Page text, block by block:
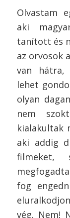
Olvastam
aki
tanított és
az orvosok
van hátra,
lehet
olyan
nem
kialakultak
aki addig
filmeket,
fog
vég. Nem!